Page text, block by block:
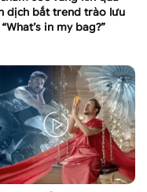
dịch bắt trend trào lưu
in my bag?”